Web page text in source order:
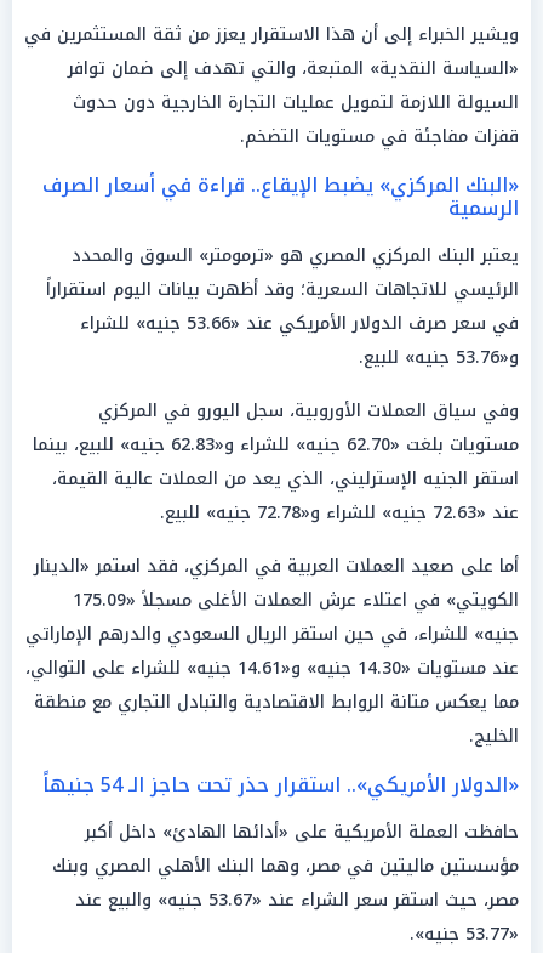
ويشير الخبراء إلى أن هذا الاستقرار يعزز من ثقة المستثمرين في
«السياسة النقدية» المتبعة، والتي تهدف إلى ضمان توافر
السيولة اللازمة لتمويل عمليات التجارة الخارجية دون حدوث
قفزات مفاجئة في مستويات التضخم.
«البنك المركزي» يضبط الإيقاع.. قراءة في أسعار الصرف
الرسمية
يعتبر البنك المركزي المصري هو «ترمومتر» السوق والمحدد
الرئيسي للاتجاهات السعرية؛ وقد أظهرت بيانات اليوم استقراراً
في سعر صرف الدولار الأمريكي عند «53.66 جنيه» للشراء
و«53.76 جنيه» للبيع.
وفي سياق العملات الأوروبية، سجل اليورو في المركزي
مستويات بلغت «62.70 جنيه» للشراء و«62.83 جنيه» للبيع، بينما
استقر الجنيه الإسترليني، الذي يعد من العملات عالية القيمة،
عند «72.63 جنيه» للشراء و«72.78 جنيه» للبيع.
أما على صعيد العملات العربية في المركزي، فقد استمر «الدينار
الكويتي» في اعتلاء عرش العملات الأغلى مسجلاً «175.09
جنيه» للشراء، في حين استقر الريال السعودي والدرهم الإماراتي
عند مستويات «14.30 جنيه» و«14.61 جنيه» للشراء على التوالي،
مما يعكس متانة الروابط الاقتصادية والتبادل التجاري مع منطقة
الخليج.
«الدولار الأمريكي».. استقرار حذر تحت حاجز الـ 54 جنيهاً
حافظت العملة الأمريكية على «أدائها الهادئ» داخل أكبر
مؤسستين ماليتين في مصر، وهما البنك الأهلي المصري وبنك
مصر، حيث استقر سعر الشراء عند «53.67 جنيه» والبيع عند
«53.77 جنيه».